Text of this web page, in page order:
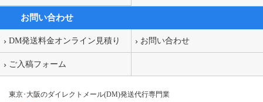
お問い合わせ
DM発送料金オンライン見積り お問い合わせ
ご入稿フォーム
東京･大阪のダイレクトメール(DM)発送代行専門業